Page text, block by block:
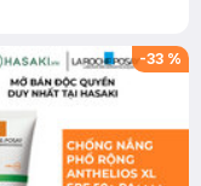
-33 %